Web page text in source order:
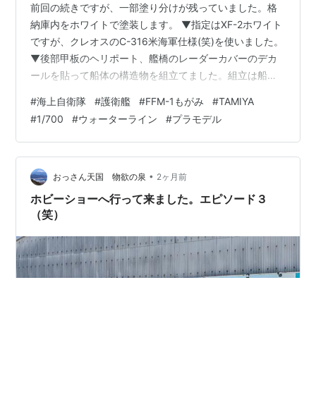
前回の続きですが、一部塗り分けが残っていました。格
納庫内をホワイトで塗装します。 ▼指定はXF-2ホワイト
ですが、クレオスのC-316米海軍仕様(笑)を使いました。
▼後部甲板のヘリポート、艦橋のレーダーカバーのデカ
ールを貼って船体の構造物を組立てました。組立は船体
ていく仕組みです。接着剤を使わずにダボをあわせて押
すと「パチッ」と軽い音がしてピッタリはまり快感です
(笑)。 ▼吃水線以下を塗装するため、マスキングをしま
す。 ▼指定のブラックでエアブラシしました。クレオス
ラッカーブラックを使っています。 ▼マスキングをはが
して仕上がりを確認。吹きこ…
#海上自衛隊 #護衛艦 #FFM-1もがみ #TAMIYA
#1/700 #ウォーターライン #プラモデル
おっさん天国 物欲の泉 • 2ヶ月前
ホビーショーへ行って来ました。エピソード３
（笑）